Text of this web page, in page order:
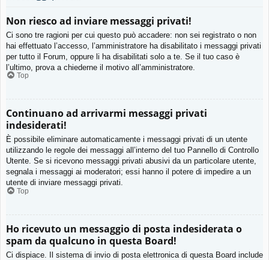
Non riesco ad inviare messaggi privati!
Ci sono tre ragioni per cui questo può accadere: non sei registrato o non
hai effettuato l’accesso, l’amministratore ha disabilitato i messaggi privati
per tutto il Forum, oppure li ha disabilitati solo a te. Se il tuo caso è
l’ultimo, prova a chiederne il motivo all’amministratore.
Top
Continuano ad arrivarmi messaggi privati
indesiderati!
È possibile eliminare automaticamente i messaggi privati ​​di un utente
utilizzando le regole dei messaggi all’interno del tuo Pannello di Controllo
Utente. Se si ricevono messaggi privati ​​abusivi da un particolare utente,
segnala i messaggi ai moderatori; essi hanno il potere di impedire a un
utente di inviare messaggi privati​​.
Top
Ho ricevuto un messaggio di posta indesiderata o
spam da qualcuno in questa Board!
Ci dispiace. Il sistema di invio di posta elettronica di questa Board include